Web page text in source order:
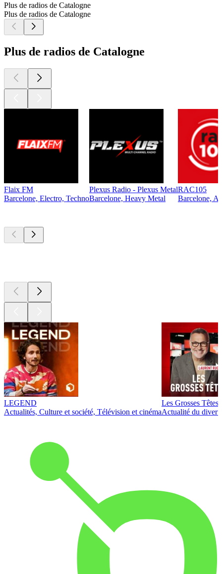
Plus de radios de Catalogne
Plus de radios de Catalogne
Plus de radios de Catalogne
Flaix FM
Barcelone, Electro, Techno
Plexus Radio - Plexus Metal
Barcelone, Heavy Metal
RAC105
Barcelone,
LEGEND
Actualités, Culture et société, Télévision et cinéma
Les Grosses Têtes
Actualité du